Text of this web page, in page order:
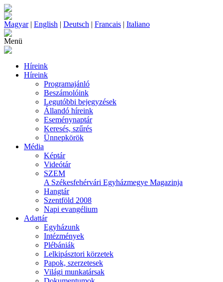
Magyar| English | Deutsch | Francais | Italiano
Menü
Híreink
Híreink
Programajánló
Beszámolóink
Legutóbbi bejegyzések
Állandó híreink
Eseménynaptár
Keresés, szűrés
Ünnepkörök
Média
Képtár
Videótár
SZEM
A Székesfehérvári Egyházmegye Magazinja
Hangtár
Szentföld 2008
Napi evangélium
Adattár
Egyházunk
Intézmények
Plébániák
Lelkipásztori körzetek
Papok, szerzetesek
Világi munkatársak